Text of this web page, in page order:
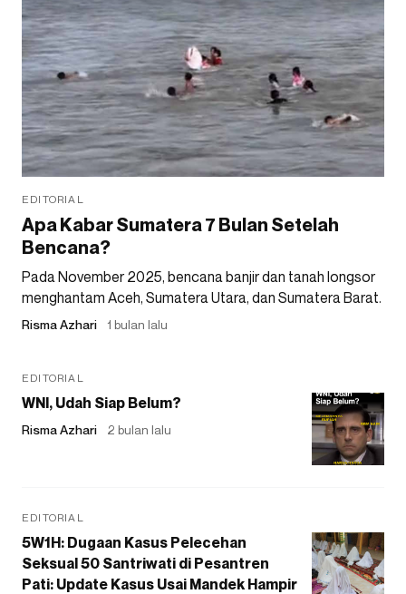
EDITORIAL
Apa Kabar Sumatera 7 Bulan Setelah
Bencana?
Pada November 2025, bencana banjir dan tanah longsor
menghantam Aceh, Sumatera Utara, dan Sumatera Barat.
Risma Azhari 1 bulan lalu
EDITORIAL
WNI, Udah Siap Belum?
Risma Azhari 2 bulan lalu
EDITORIAL
5W1H: Dugaan Kasus Pelecehan
Seksual 50 Santriwati di Pesantren
Pati: Update Kasus Usai Mandek Hampir